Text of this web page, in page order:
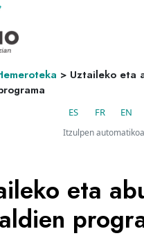
> Uztaileko eta
ES FR EN
Itzulpen
eta